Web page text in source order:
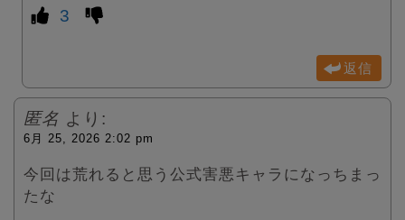
3
返信
匿名 より:
6月 25, 2026 2:02 pm
今回は荒れると思う公式害悪キャラになっちまっ
たな